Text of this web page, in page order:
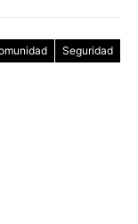
Seguridad